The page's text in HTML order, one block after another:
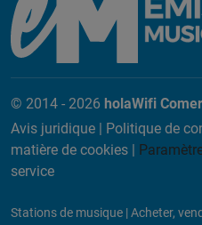
© 2014 - 2026 holaWifi
Avis juridique | Politique de
matière de cookies |
service
Stations de musique |Acheter,